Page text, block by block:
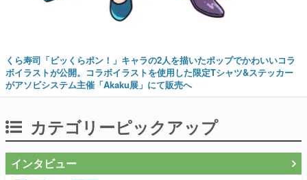
くら寿司「ビッくらポン！」キャラの2人を描いたポップでかわいいコラ
ボイラストが公開。コラボイラストを使用した限定Tシャツ&ステッカー
がアソビシステム主催「Akaku展」にて販売へ
カテゴリーピックアップ
インタビュー